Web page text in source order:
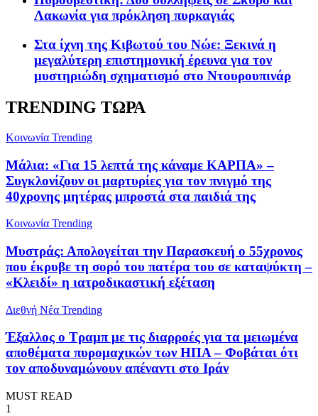
Λακωνία για πρόκληση πυρκαγιάς
Στα ίχνη της Κιβωτού του Νώε: Ξεκινά η
μεγαλύτερη επιστημονική έρευνα για τον
μυστηριώδη σχηματισμό στο Ντουρουπινάρ
TRENDING ΤΩΡΑ
Κοινωνία Trending
Μάλια: «Για 15 λεπτά της κάναμε ΚΑΡΠΑ» –
Συγκλονίζουν οι μαρτυρίες για τον πνιγμό της
40χρονης μητέρας μπροστά στα παιδιά της
Κοινωνία Trending
Μυστράς: Απολογείται την Παρασκευή ο 55χρονος
που έκρυβε τη σορό του πατέρα του σε καταψύκτη –
«Κλειδί» η ιατροδικαστική εξέταση
Διεθνή Νέα Trending
Έξαλλος ο Τραμπ με τις διαρροές για τα μειωμένα
αποθέματα πυρομαχικών των ΗΠΑ – Φοβάται ότι
τον αποδυναμώνουν απέναντι στο Ιράν
MUST READ
1